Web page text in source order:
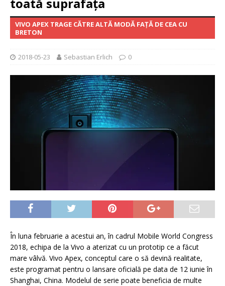
VIVO APEX TRAGE CĂTRE ALTĂ MODĂ FAȚĂ DE CEA CU
BRETON
2018-05-23 Sebastian Erlich 0
În luna februarie a acestui an, în cadrul Mobile World Congress
2018, echipa de la Vivo a aterizat cu un prototip ce a făcut
mare vâlvă. Vivo Apex, conceptul care o să devină realitate,
este programat pentru o lansare oficială pe data de 12 iunie în
Shanghai, China. Modelul de serie poate beneficia de multe